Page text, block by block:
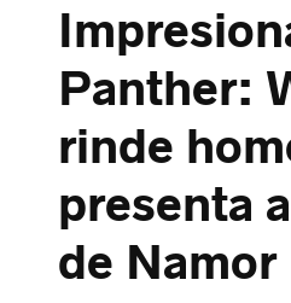
Panther:
rinde
presenta
de Namor